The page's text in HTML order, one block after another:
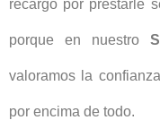
recargo por prestarle
porque en nuestro
valoramos la
por encima de todo.